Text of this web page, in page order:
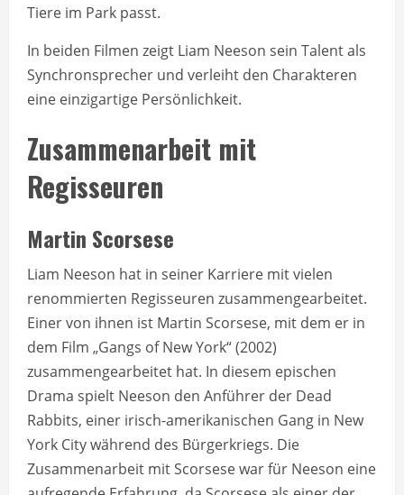
Tiere im Park passt.
In beiden Filmen zeigt Liam Neeson sein Talent als
Synchronsprecher und verleiht den Charakteren
eine einzigartige Persönlichkeit.
Zusammenarbeit mit
Regisseuren
Martin Scorsese
Liam Neeson hat in seiner Karriere mit vielen
renommierten Regisseuren zusammengearbeitet.
Einer von ihnen ist Martin Scorsese, mit dem er in
dem Film „Gangs of New York“ (2002)
zusammengearbeitet hat. In diesem epischen
Drama spielt Neeson den Anführer der Dead
Rabbits, einer irisch-amerikanischen Gang in New
York City während des Bürgerkriegs. Die
Zusammenarbeit mit Scorsese war für Neeson eine